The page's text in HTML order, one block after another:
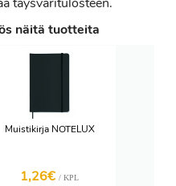
näitä tuotteita
Muistikirja NOTELUX
1,26€ / KPL